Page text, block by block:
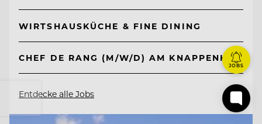
WIRTSHAUSKÜCHE & FINE DINING
CHEF DE RANG (M/W/D) AM KNAPPENHOF
Entdecke alle Jobs
JOBS